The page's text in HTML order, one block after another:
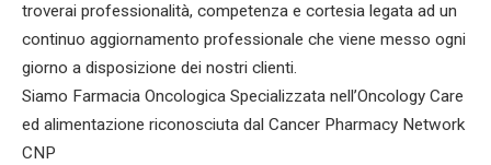
troverai professionalità, competenza e cortesia legata ad un
continuo aggiornamento professionale che viene messo ogni
giorno a disposizione dei nostri clienti.
Siamo Farmacia Oncologica Specializzata nell’Oncology Care
ed alimentazione riconosciuta dal Cancer Pharmacy Network
CNP